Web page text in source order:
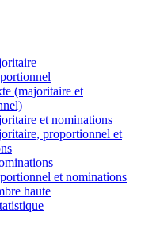
(majoritaire et
et nominations
proportionnel et
et nominations
haute